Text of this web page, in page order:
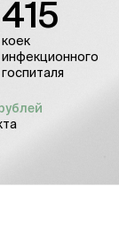
415
коек
инфекционного
госпиталя